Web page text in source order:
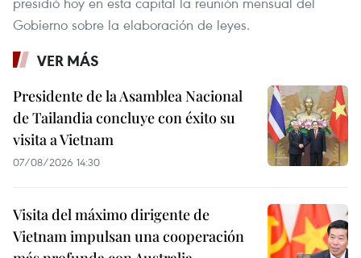
Gobierno sobre la elaboración de leyes.
VER MÁS
Presidente de la Asamblea Nacional
de Tailandia concluye con éxito su
visita a Vietnam
07/08/2026 14:30
Visita del máximo dirigente de
Vietnam impulsan una cooperación